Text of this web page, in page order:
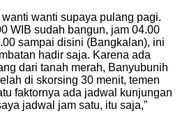
wanti supaya pulang pagi.
WIB sudah bangun, jam 04.00
sampai disini (Bangkalan), ini
hadir saja. Karena ada
dari tanah merah, Banyubunih
di skorsing 30 menit, temen
faktornya ada jadwal kunjungan
jadwal jam satu, itu saja,”